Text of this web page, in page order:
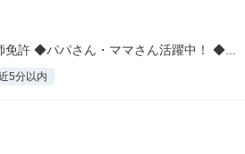
免許 ◆パパさん・ママさん活躍中！ ◆...
5分以内